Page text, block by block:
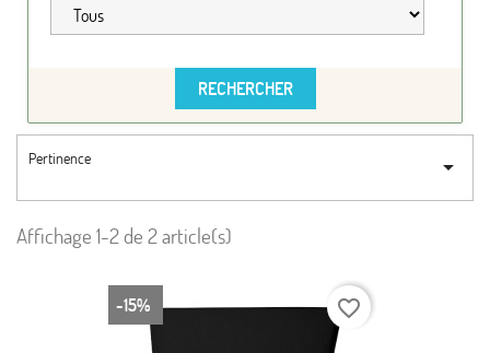
Pertinence 
Affichage 1-2 de 2 article(s)
-15% favorite_border